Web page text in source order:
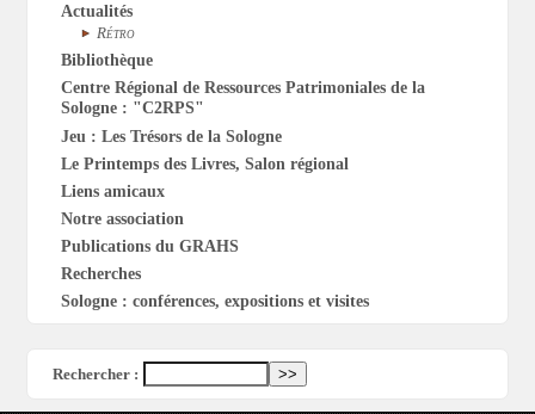
Actualités
Rétro
Bibliothèque
Centre Régional de Ressources Patrimoniales de la
Sologne : "C2RPS"
Jeu : Les Trésors de la Sologne
Le Printemps des Livres, Salon régional
Liens amicaux
Notre association
Publications du GRAHS
Recherches
Sologne : conférences, expositions et visites
Rechercher :